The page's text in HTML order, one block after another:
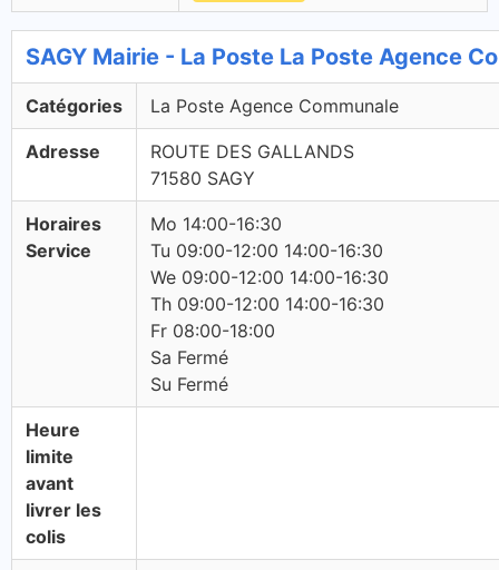
SAGY Mairie - La Poste La Poste Agence
Catégories La Poste Agence Communale
Adresse
ROUTE DES GALLANDS
71580 SAGY
Horaires
Service
Mo 14:00-16:30
Tu 09:00-12:00 14:00-16:30
We 09:00-12:00 14:00-16:30
Th 09:00-12:00 14:00-16:30
Fr 08:00-18:00
Sa Fermé
Su Fermé
Heure
limite
avant
livrer les
colis